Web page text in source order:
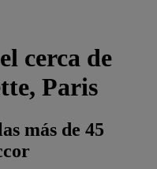
cerca de
Paris
más de 45